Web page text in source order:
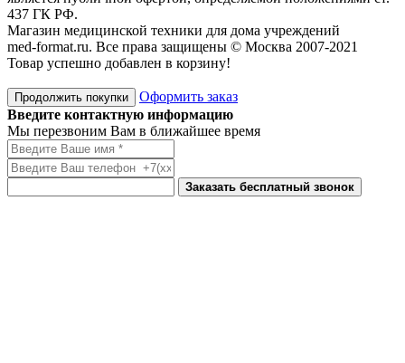
437 ГК РФ.
Магазин медицинской техники для дома учреждений
med-format.ru. Все права защищены © Москва 2007-2021
Товар успешно добавлен в корзину!
Продолжить покупки
Оформить заказ
Введите контактную информацию
Мы перезвоним Вам в ближайшее время
Заказать бесплатный звонок